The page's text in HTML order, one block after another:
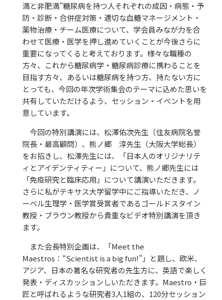
満と非肥満”糖尿病を持つ人それぞれの成因・病態・予
防・診断・合併症対策・適切な血糖マネージメント・
薬物治療・チーム医療について、学会員みなが力を合
わせて医療・医学を押し進めていくことが今後さらに
重要になってくると考えております。様々な職種の
方々、これから糖尿病学・糖尿病診療に携わることを
目指す方々、あるいは糖尿病を持つ方、持たない方に
とっても、今回の年次学術集会のテーマに込めた思いを
共有していただけるよう、セッション・イベントを用
意しています。
今回の特別講演には、松澤佑次先生（住友病院名誉
院長・最高顧問）、熊ノ郷 淳先生（大阪大学総長）
をお招きし、松澤先生には、「日本人のオリジナリテ
ィとアイデンティティー」について、熊ノ郷先生には
「免疫研究と臨床応用」について講演いただきます。
さらに私がテキサス大学留学中にご指導いただき、ノ
ーベル生理学・医学賞受賞者であるゴールドスタイン
教授・ブラウン教授から貴重なビデオ特別講演を頂き
ます。
また会長特別企画は、「Meet the
Maestros：“Scientist is a big fun!”」と題し、欧米、
アジア、日本の著名な研究者の先生方に、英語で楽しく
発表・ディスカッションしいただきます。Maestro・巨
匠と呼ばれるような研究者3人1組の、120分セッション